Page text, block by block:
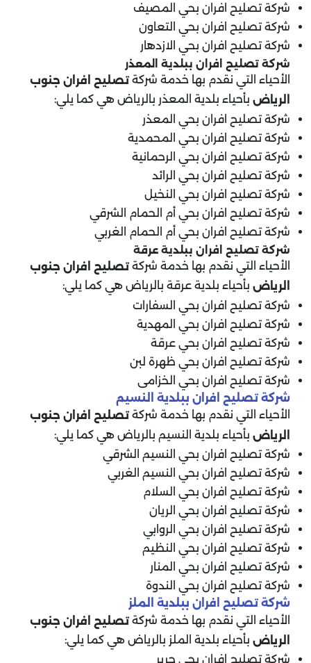
شركة تصليح افران بحي المصيف
شركة تصليح افران بحي التعاون
شركة تصليح افران بحي الازدهار
شركة تصليح افران ببلدية المعذر
الأحياء التي نقدم بها خدمة شركة تصليح افران جنوب
الرياض بأحياء بلدية المعذر بالرياض هي كما يلي:
شركة تصليح افران بحي المعذر
شركة تصليح افران بحي المحمدية
شركة تصليح افران بحي الرحمانية
شركة تصليح افران بحي الرائد
شركة تصليح افران بحي النخيل
شركة تصليح افران بحي أم الحمام الشرقي
شركة تصليح افران بحي أم الحمام الغربي
شركة تصليح افران ببلدية عرقة
الأحياء التي نقدم بها خدمة شركة تصليح افران جنوب
الرياض بأحياء بلدية عرقة بالرياض هي كما يلي:
شركة تصليح افران بحي السفارات
شركة تصليح افران بحي المهدية
شركة تصليح افران بحي عرقة
شركة تصليح افران بحي ظهرة لبن
شركة تصليح افران بحي الخزامى
شركة تصليح افران ببلدية النسيم
الأحياء التي نقدم بها خدمة شركة تصليح افران جنوب
الرياض بأحياء بلدية النسيم بالرياض هي كما يلي:
شركة تصليح افران بحي النسيم الشرقي
شركة تصليح افران بحي النسيم الغربي
شركة تصليح افران بحي السلام
شركة تصليح افران بحي الريان
شركة تصليح افران بحي الروابي
شركة تصليح افران بحي النظيم
شركة تصليح افران بحي المنار
شركة تصليح افران بحي الندوة
شركة تصليح افران ببلدية الملز
الأحياء التي نقدم بها خدمة شركة تصليح افران جنوب
الرياض بأحياء بلدية الملز بالرياض هي كما يلي:
شركة تصليح افران بحي جرير